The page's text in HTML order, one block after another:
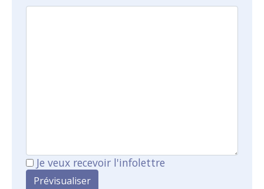
Je veux recevoir l'infolettre